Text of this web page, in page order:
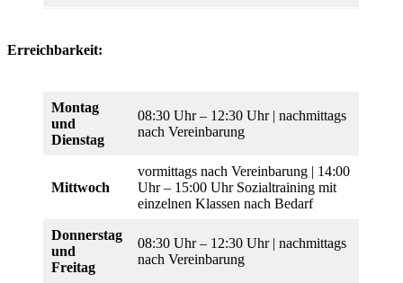
Erreichbarkeit:
Montag
und
Dienstag
08:30 Uhr – 12:30 Uhr | nachmittags
nach Vereinbarung
Mittwoch
vormittags nach Vereinbarung | 14:00
Uhr – 15:00 Uhr Sozialtraining mit
einzelnen Klassen nach Bedarf
Donnerstag
und
Freitag
08:30 Uhr – 12:30 Uhr | nachmittags
nach Vereinbarung